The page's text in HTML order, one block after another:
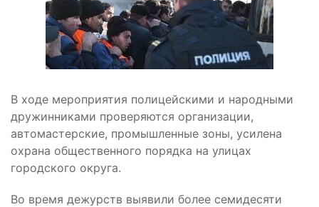
В ходе мероприятия полицейскими и народными
дружинниками проверяются организации,
автомастерские, промышленные зоны, усилена
охрана общественного порядка на улицах
городского округа.
Во время дежурств выявили более семидесяти